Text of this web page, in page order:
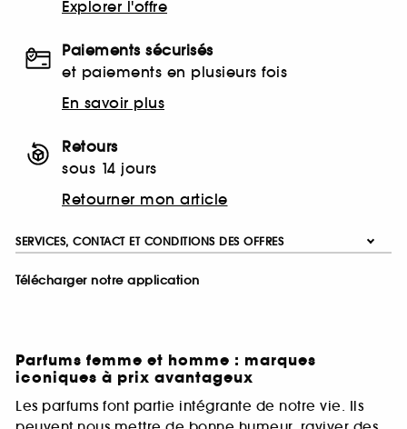
Explorer l'offre
Paiements sécurisés
et paiements en plusieurs fois
En savoir plus
Retours
sous 14 jours
Retourner mon article
SERVICES, CONTACT ET CONDITIONS DES OFFRES
Télécharger notre application
Parfums femme et homme : marques
iconiques à prix avantageux
Les parfums font partie intégrante de notre vie. Ils